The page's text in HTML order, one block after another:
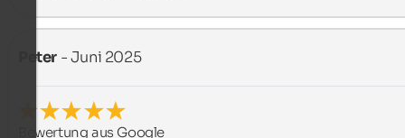
Peter - Juni 2025
Bewertung aus Google